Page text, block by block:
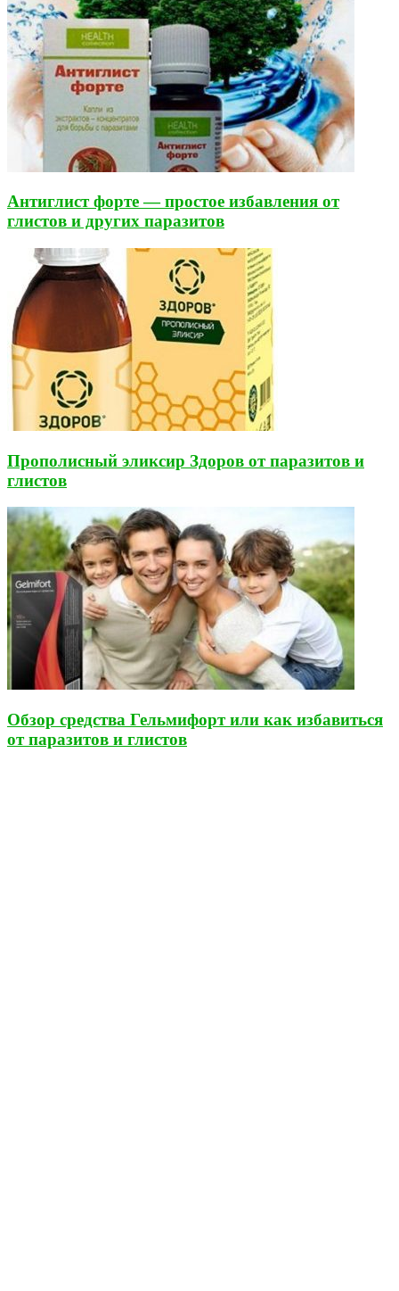
Антиглист форте — простое избавления от
глистов и других паразитов
Прополисный эликсир Здоров от паразитов и
глистов
Обзор средства Гельмифорт или как избавиться
от паразитов и глистов